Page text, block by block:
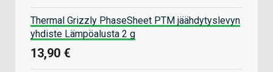
Thermal Grizzly PhaseSheet PTM jäähdytyslevyn
yhdiste Lämpöalusta 2 g
13,90 €